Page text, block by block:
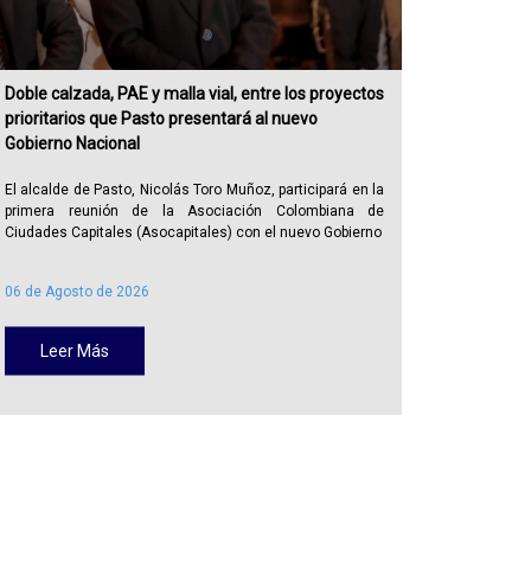
06 de Agosto de 2026
Leer Más
Doble calzada, PAE y malla vial, entre los proyectos
prioritarios que Pasto presentará al nuevo
Gobierno Nacional
El alcalde de Pasto, Nicolás Toro Muñoz, participará en la
primera reunión de la Asociación Colombiana de
Ciudades Capitales (Asocapitales) con el nuevo Gobierno